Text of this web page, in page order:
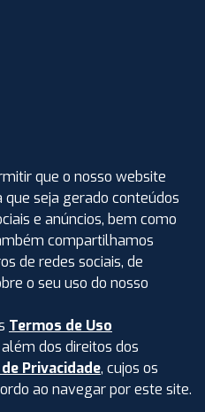
Graduação e Graduação LTDA.
que o nosso website
seja gerado conteúdos
e anúncios, bem como
compartilhamos
de redes sociais, de
o seu uso do nosso
Termos de Uso
dos direitos dos
Privacidade, cujos os
ao navegar por este site.